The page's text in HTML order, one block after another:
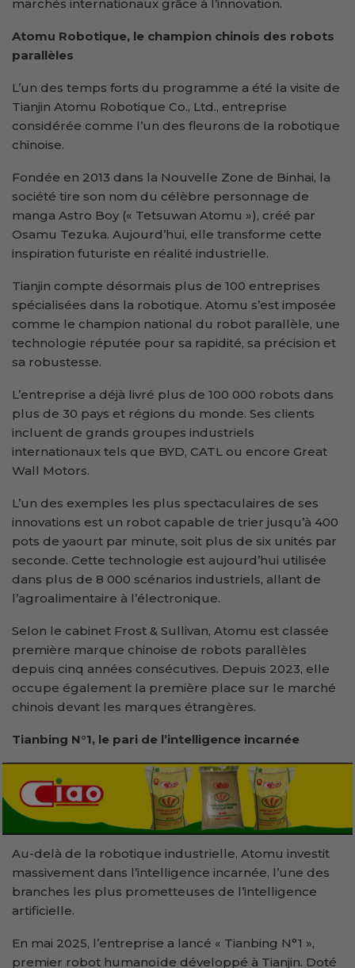
marchés internationaux grâce à l’innovation.
Atomu Robotique, le champion chinois des robots
parallèles
L’un des temps forts du programme a été la visite de
Tianjin Atomu Robotique Co., Ltd., entreprise
considérée comme l’un des fleurons de la robotique
chinoise.
Fondée en 2013 dans la Nouvelle Zone de Binhai, la
société tire son nom du célèbre personnage de
manga Astro Boy (« Tetsuwan Atomu »), créé par
Osamu Tezuka. Aujourd’hui, elle transforme cette
inspiration futuriste en réalité industrielle.
Tianjin compte désormais plus de 100 entreprises
spécialisées dans la robotique. Atomu s’est imposée
comme le champion national du robot parallèle, une
technologie réputée pour sa rapidité, sa précision et
sa robustesse.
L’entreprise a déjà livré plus de 100 000 robots dans
plus de 30 pays et régions du monde. Ses clients
incluent de grands groupes industriels
internationaux tels que BYD, CATL ou encore Great
Wall Motors.
L’un des exemples les plus spectaculaires de ses
innovations est un robot capable de trier jusqu’à 400
pots de yaourt par minute, soit plus de six unités par
seconde. Cette technologie est aujourd’hui utilisée
dans plus de 8 000 scénarios industriels, allant de
l’agroalimentaire à l’électronique.
Selon le cabinet Frost & Sullivan, Atomu est classée
première marque chinoise de robots parallèles
depuis cinq années consécutives. Depuis 2023, elle
occupe également la première place sur le marché
chinois devant les marques étrangères.
Tianbing N°1, le pari de l’intelligence incarnée
Au-delà de la robotique industrielle, Atomu investit
massivement dans l’intelligence incarnée, l’une des
branches les plus prometteuses de l’intelligence
artificielle.
En mai 2025, l’entreprise a lancé « Tianbing N°1 »,
premier robot humanoïde développé à Tianjin. Doté